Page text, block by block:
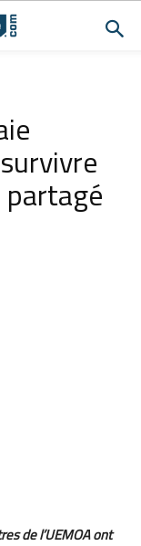
de l’UEMOA ont